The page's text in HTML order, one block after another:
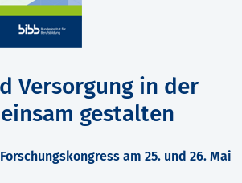
Versorgung in der
gestalten
am 25. und 26. Mai